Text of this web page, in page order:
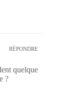
RÉPONDRE
quelque
?